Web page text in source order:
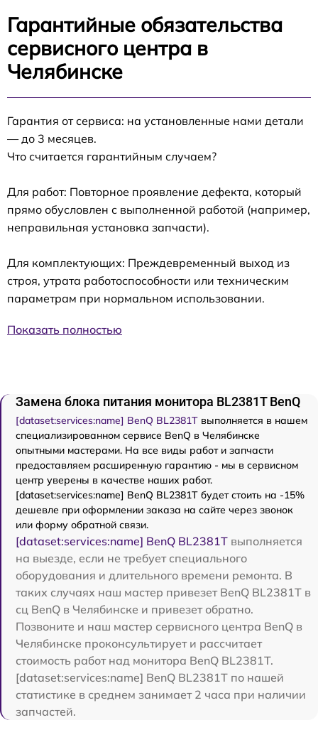
Гарантийные обязательства
сервисного центра в
Челябинске
Гарантия от сервиса: на установленные нами детали
— до 3 месяцев.
Что считается гарантийным случаем?
Для работ: Повторное проявление дефекта, который
прямо обусловлен с выполненной работой (например,
неправильная установка запчасти).
Для комплектующих: Преждевременный выход из
строя, утрата работоспособности или техническим
параметрам при нормальном использовании.
Показать полностью
Замена блока питания монитора BL2381T BenQ
[dataset:services:name] BenQ BL2381T выполняется в нашем
специализированном сервисе BenQ в Челябинске
опытными мастерами. На все виды работ и запчасти
предоставляем расширенную гарантию - мы в сервисном
центр уверены в качестве наших работ.
[dataset:services:name] BenQ BL2381T будет стоить на -15%
дешевле при оформлении заказа на сайте через звонок
или форму обратной связи.
[dataset:services:name] BenQ BL2381T выполняется
на выезде, если не требует специального
оборудования и длительного времени ремонта. В
таких случаях наш мастер привезет BenQ BL2381T в
сц BenQ в Челябинске и привезет обратно.
Позвоните и наш мастер сервисного центра BenQ в
Челябинске проконсультирует и рассчитает
стоимость работ над монитора BenQ BL2381T.
[dataset:services:name] BenQ BL2381T по нашей
статистике в среднем занимает 2 часа при наличии
запчастей.